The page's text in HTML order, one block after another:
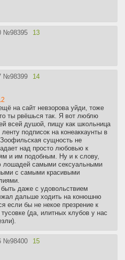
№98395 13
№98399 14
на сайт невзорова уйди, тоже
ты рвёшься так. Я вот люблю
всей душой, пищу как школьница
ленту подписок на конеаккаунты в
сущность не
над просто любовью к
и им подобным. Ну и к слову,
лошадей самыми сексуальными
с самыми красивыми
даже с удовольствием
дальше ходить на конюшню
если бы не некое презрение к
тусовке (да, илитных клубов у нас
№98400 15